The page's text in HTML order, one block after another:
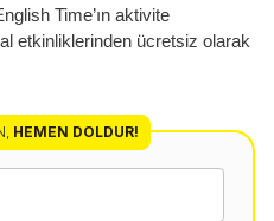
Time’ın aktivite
etkinliklerinden ücretsiz olarak
, HEMEN DOLDUR!